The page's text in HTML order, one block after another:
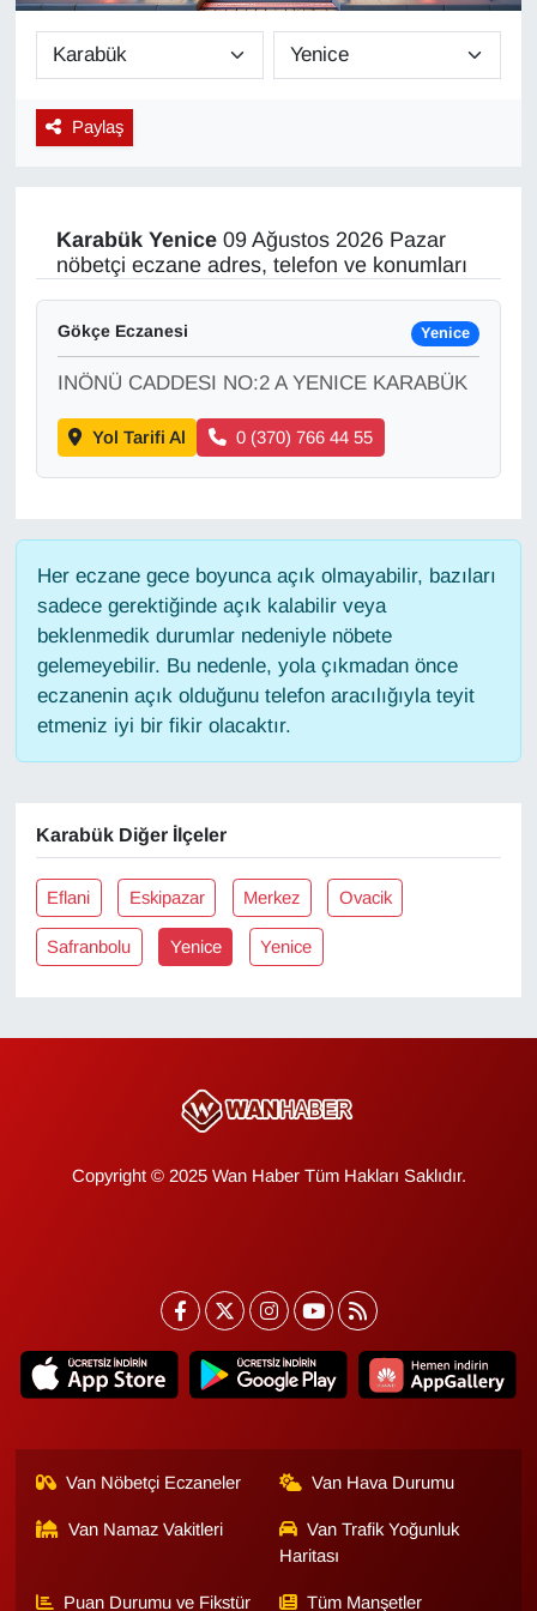
Paylaş
Karabük Yenice09 Ağustos 2026 Pazar
nöbetçi eczane adres, telefon ve konumları
Gökçe Eczanesi Yenice
INÖNÜ CADDESI NO:2 A YENICE KARABÜK
Yol Tarifi Al 0 (370) 766 44 55
Her eczane gece boyunca açık olmayabilir, bazıları
sadece gerektiğinde açık kalabilir veya
beklenmedik durumlar nedeniyle nöbete
gelemeyebilir. Bu nedenle, yola çıkmadan önce
eczanenin açık olduğunu telefon aracılığıyla teyit
etmeniz iyi bir fikir olacaktır.
Karabük Diğer İlçeler
Eflani Eskipazar Merkez Ovacik
Safranbolu Yenice Yenice
Copyright © 2025 Wan Haber Tüm Hakları Saklıdır.
Van Nöbetçi Eczaneler Van Hava Durumu
Van Namaz Vakitleri
Van Trafik Yoğunluk
Haritası
Puan Durumu ve Fikstür Tüm Manşetler
Diğer
DÜNYA
EKONOMİ
Eleman
Emlak
Gündem
Haber
HABERDE İNSAN
Kadın
Kamu Alımları
Kim Kimdir?
POLİTİKA
Resmi İlanlar
RÖPORTAJ